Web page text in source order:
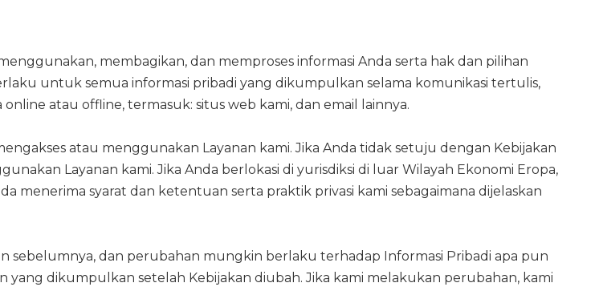
membagikan, dan memproses informasi Anda serta hak dan pilihan
untuk semua informasi pribadi yang dikumpulkan selama komunikasi tertulis,
atau offline, termasuk: situs web kami, dan email lainnya.
atau menggunakan Layanan kami. Jika Anda tidak setuju dengan Kebijakan
Layanan kami. Jika Anda berlokasi di yurisdiksi di luar Wilayah Ekonomi Eropa,
menerima syarat dan ketentuan serta praktik privasi kami sebagaimana dijelaskan
sebelumnya, dan perubahan mungkin berlaku terhadap Informasi Pribadi apa pun
yang dikumpulkan setelah Kebijakan diubah. Jika kami melakukan perubahan, kami